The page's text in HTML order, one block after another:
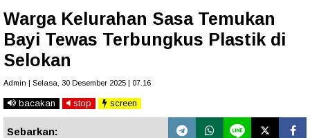
Warga Kelurahan Sasa Temukan
Bayi Tewas Terbungkus Plastik di
Selokan
Admin | Selasa, 30 Desember 2025 | 07.16
bacakan stop screen
Sebarkan: